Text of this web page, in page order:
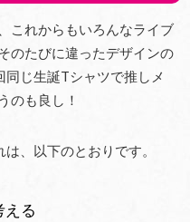
これからもいろんなライブ
のたびに違ったデザインの
じ生誕Tシャツで推しメ
のも良し！
、以下のとおりです。
える